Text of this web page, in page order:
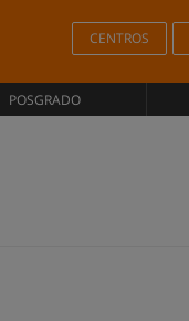
CENTROS
POSGRADO